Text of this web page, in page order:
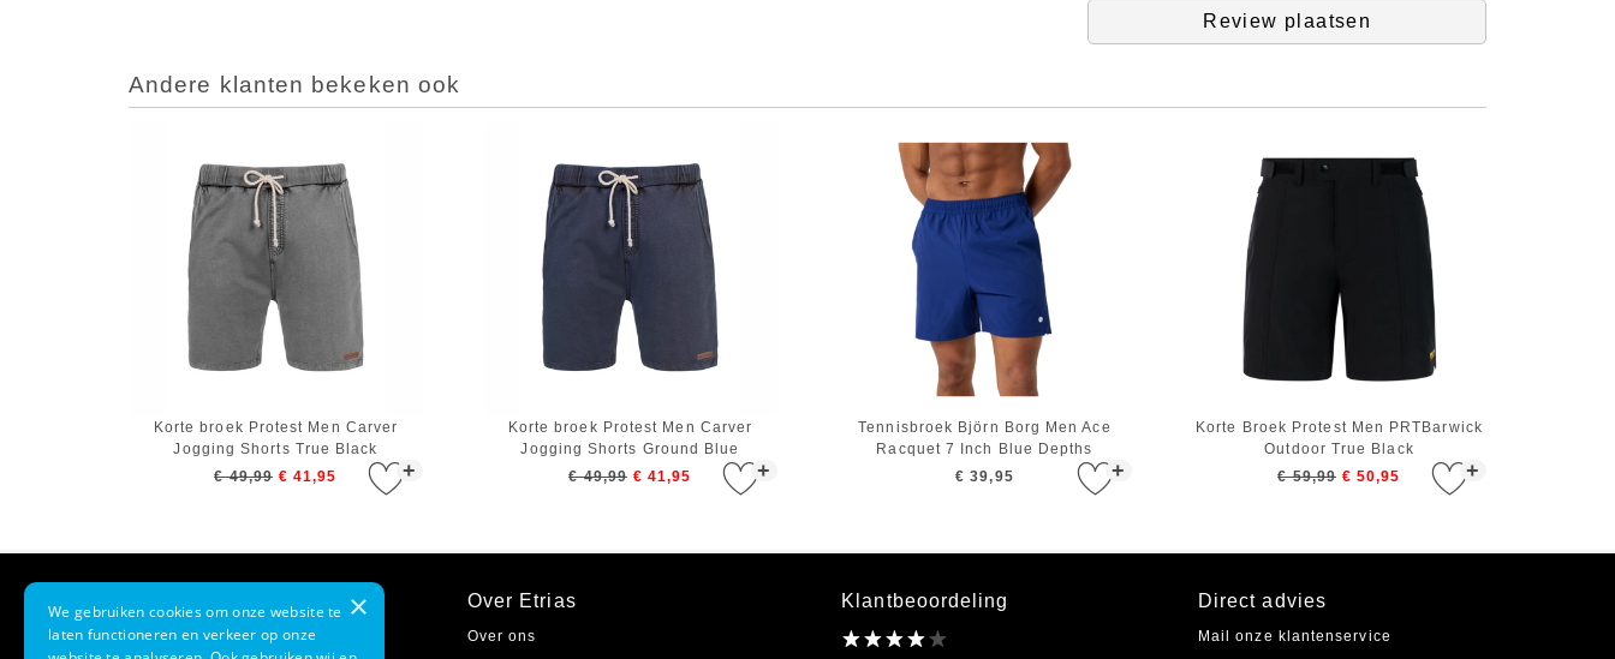
Review plaatsen
Andere klanten bekeken ook
+
Korte broek Protest Men Carver
Jogging Shorts True Black
€ 49,99 € 41,95 +
Korte broek Protest Men Carver
Jogging Shorts Ground Blue
€ 49,99 € 41,95 +
Tennisbroek Björn Borg Men Ace
Racquet 7 Inch Blue Depths
€ 39,95
+
Korte Broek Protest Men PRTBarwick
Outdoor True Black
€ 59,99 € 50,95
Klantenservice
Contact
Over Etrias
Over ons
Klantbeoordeling Direct advies
Mail onze klantenservice
×
We gebruiken cookies om onze website te
laten functioneren en verkeer op onze